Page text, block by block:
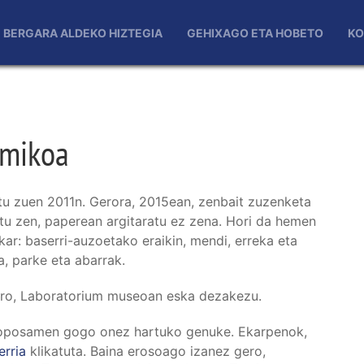
BERGARA ALDEKO HIZTEGIA GEHIXAGO ETA HOBETO
2011n. Gerora, 2015ean, zenbait zuzenketa
zen, paperean argitaratu ez zena. Hori da hemen
baserri-auzoetako eraikin, mendi, erreka eta
parke eta abarrak.
Laboratorium museoan eska dezakezu.
gogo onez hartuko genuke. Ekarpenok,
klikatuta. Baina erosoago izanez gero,